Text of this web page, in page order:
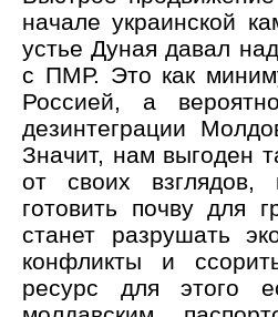
начале украинской
устье Дуная давал
с ПМР. Это как
Россией, а
дезинтеграции
Значит, нам выгоден
от своих взглядов,
готовить почву для
станет разрушать
конфликты и
ресурс для этого